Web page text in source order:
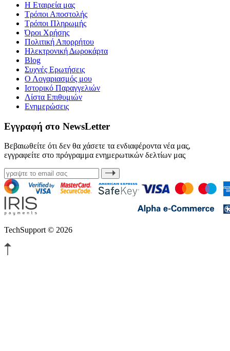
Η Εταιρεία μας
Τρόποι Αποστολής
Τρόποι Πληρωμής
Όροι Χρήσης
Πολιτική Απορρήτου
Ηλεκτρονική Δωροκάρτα
Blog
Συχνές Ερωτήσεις
Ο Λογαριασμός μου
Ιστορικό Παραγγελιών
Λίστα Επιθυμιών
Ενημερώσεις
Εγγραφή στο NewsLetter
Βεβαιωθείτε ότι δεν θα χάσετε τα ενδιαφέροντα νέα μας,
εγγραφείτε στο πρόγραμμα ενημερωτικών δελτίων μας
TechSupport © 2026